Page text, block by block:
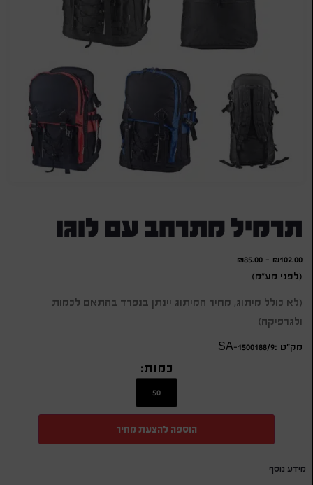
תרמיל מתרחב עם לוגו
₪102.00
-
₪85.00
(לפני מע"מ)
(לא כולל מיתוג, מחיר המיתוג יינתן בנפרד בהתאם לכמות
ולגרפיקה)
מק״ט :SA-1500188/9
כמות:
הוספה להצעת מחיר
מידע נוסף